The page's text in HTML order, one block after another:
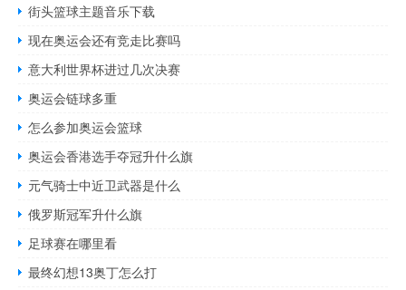
街头篮球主题音乐下载
现在奥运会还有竞走比赛吗
意大利世界杯进过几次决赛
奥运会链球多重
怎么参加奥运会篮球
奥运会香港选手夺冠升什么旗
元气骑士中近卫武器是什么
俄罗斯冠军升什么旗
足球赛在哪里看
最终幻想13奥丁怎么打